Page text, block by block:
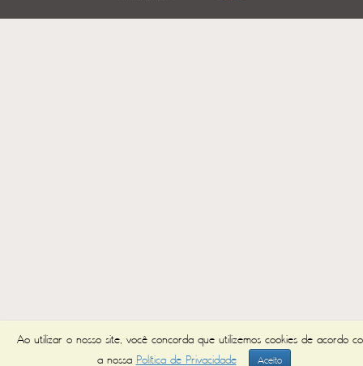
Ao utilizar o nosso site, você concorda que utilizemos cookies de acordo
a nossa Política de Privacidade Aceito